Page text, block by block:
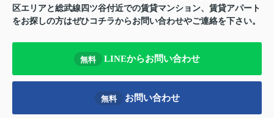
区エリアと総武線四ツ谷付近での賃貸マンション、賃貸アパート
をお探しの方はぜひコチラからお問い合わせやご連絡を下さい。
無料 LINEからお問い合わせ
無料 お問い合わせ